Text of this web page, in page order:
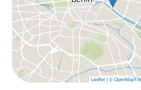
Leaflet | ©